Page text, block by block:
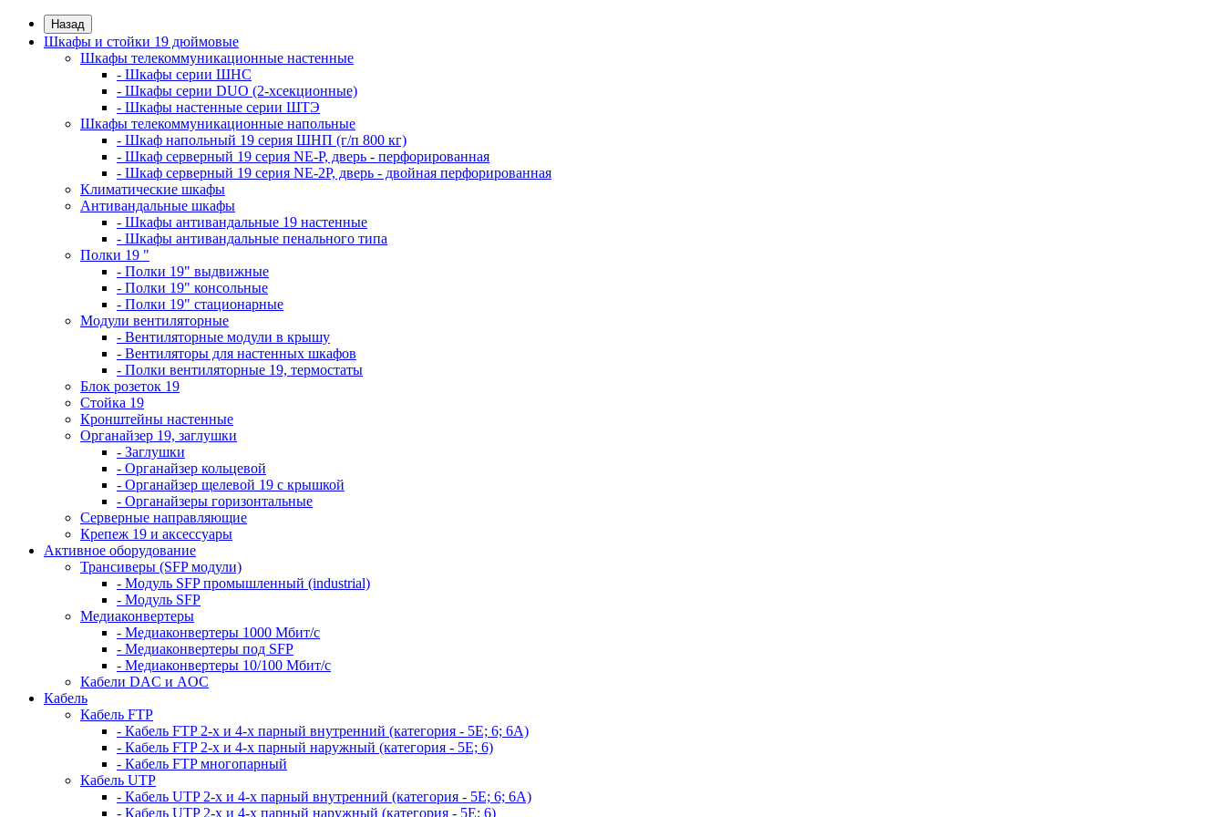
Назад
Шкафы и стойки 19 дюймовые
Шкафы телекоммуникационные настенные
- Шкафы серии ШНС
- Шкафы серии DUO (2-хсекционные)
- Шкафы настенные серии ШТЭ
Шкафы телекоммуникационные напольные
- Шкаф напольный 19 серия ШНП (г/п 800 кг)
- Шкаф серверный 19 серия NE-P, дверь - перфорированная
- Шкаф серверный 19 серия NE-2P, дверь - двойная перфорированная
Климатические шкафы
Антивандальные шкафы
- Шкафы антивандальные 19 настенные
- Шкафы антивандальные пенального типа
Полки 19 "
- Полки 19" выдвижные
- Полки 19" консольные
- Полки 19" стационарные
Модули вентиляторные
- Вентиляторные модули в крышу
- Вентиляторы для настенных шкафов
- Полки вентиляторные 19, термостаты
Блок розеток 19
Стойка 19
Кронштейны настенные
Органайзер 19, заглушки
- Заглушки
- Органайзер кольцевой
- Органайзер щелевой 19 с крышкой
- Органайзеры горизонтальные
Серверные направляющие
Крепеж 19 и аксессуары
Активное оборудование
Трансиверы (SFP модули)
- Модуль SFP промышленный (industrial)
- Модуль SFP
Медиаконвертеры
- Медиаконвертеры 1000 Мбит/с
- Медиаконвертеры под SFP
- Медиаконвертеры 10/100 Мбит/с
Кабели DAC и AOC
Кабель
Кабель FTP
- Кабель FTP 2-х и 4-х парный внутренний (категория - 5Е; 6; 6А)
- Кабель FTP 2-х и 4-х парный наружный (категория - 5Е; 6)
- Кабель FTP многопарный
Кабель UTP
- Кабель UTP 2-х и 4-х парный внутренний (категория - 5Е; 6; 6А)
- Кабель UTP 2-х и 4-х парный наружный (категория - 5Е; 6)